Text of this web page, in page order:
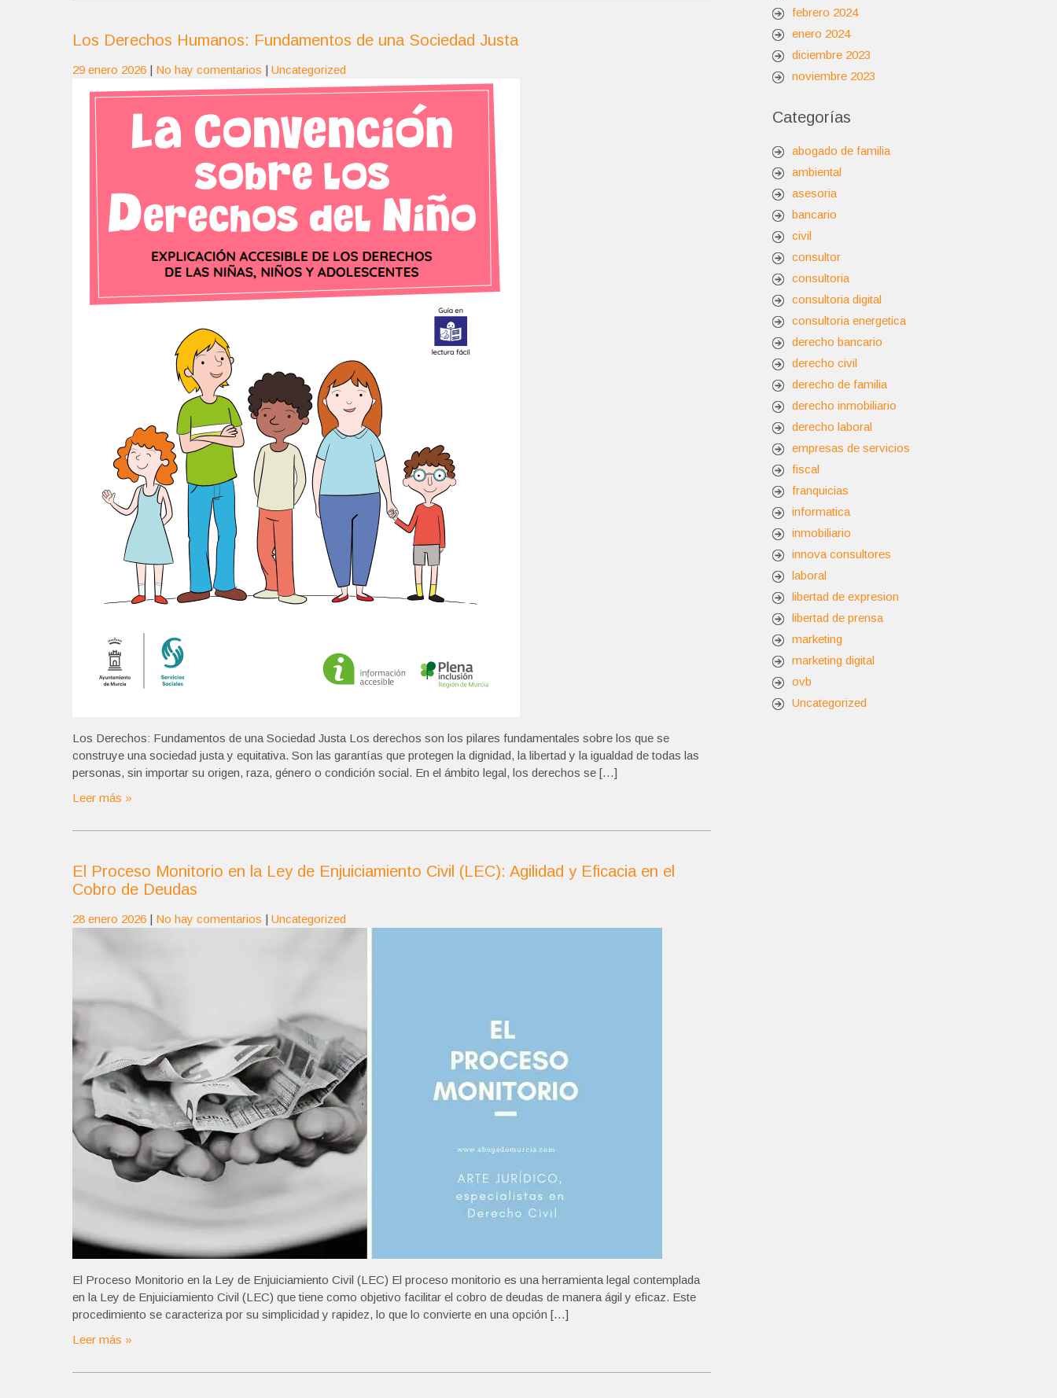
Los Derechos Humanos: Fundamentos de una Sociedad Justa
29 enero 2026 | No hay comentarios | Uncategorized
Los Derechos: Fundamentos de una Sociedad Justa Los derechos son los pilares fundamentales sobre los que se
construye una sociedad justa y equitativa. Son las garantías que protegen la dignidad, la libertad y la igualdad de todas las
personas, sin importar su origen, raza, género o condición social. En el ámbito legal, los derechos se […]
Leer más »
El Proceso Monitorio en la Ley de Enjuiciamiento Civil (LEC): Agilidad y Eficacia en el
Cobro de Deudas
28 enero 2026 | No hay comentarios | Uncategorized
El Proceso Monitorio en la Ley de Enjuiciamiento Civil (LEC) El proceso monitorio es una herramienta legal contemplada
en la Ley de Enjuiciamiento Civil (LEC) que tiene como objetivo facilitar el cobro de deudas de manera ágil y eficaz. Este
procedimiento se caracteriza por su simplicidad y rapidez, lo que lo convierte en una opción […]
Leer más »
febrero 2024
enero 2024
diciembre 2023
noviembre 2023
Categorías
abogado de familia
ambiental
asesoria
bancario
civil
consultor
consultoria
consultoria digital
consultoria energetica
derecho bancario
derecho civil
derecho de familia
derecho inmobiliario
derecho laboral
empresas de servicios
fiscal
franquicias
informatica
inmobiliario
innova consultores
laboral
libertad de expresion
libertad de prensa
marketing
marketing digital
ovb
Uncategorized